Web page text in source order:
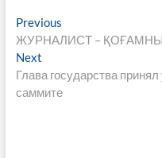
Навигация
по
записям
PreviousPrevious
post:
ЖУРНАЛИСТ –
NextNext
post:
Глава государства
саммите